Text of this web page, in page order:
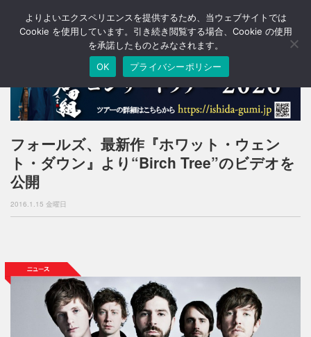
T
o
a
v
a
n
フォールズ、最新作『ホワット・ウェン
ト・ダウン』より“Birch Tree”のビデオを
公開
2016.1.15 金曜日
よりよいエクスペリエンスを提供するため、当ウェブサイトでは
Cookie を使用しています。引き続き閲覧する場合、Cookie の使用
を承諾したものとみなされます。
OK
プライバシーポリシー